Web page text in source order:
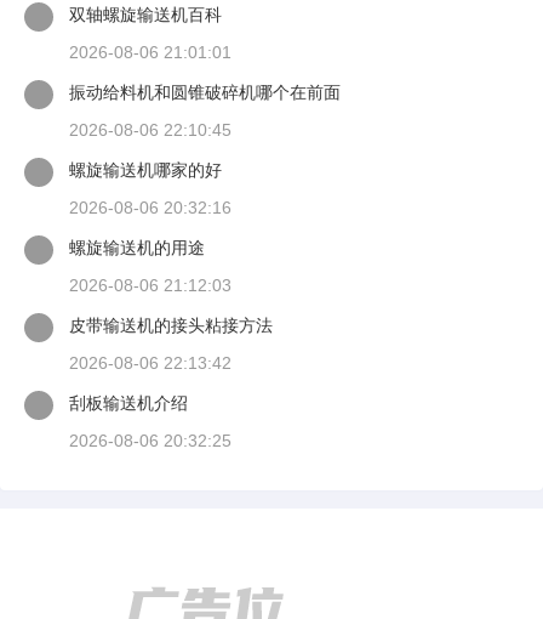
双轴螺旋输送机百科
2026-08-06 21:01:01
振动给料机和圆锥破碎机哪个在前面
2026-08-06 22:10:45
螺旋输送机哪家的好
2026-08-06 20:32:16
螺旋输送机的用途
2026-08-06 21:12:03
皮带输送机的接头粘接方法
2026-08-06 22:13:42
刮板输送机介绍
2026-08-06 20:32:25